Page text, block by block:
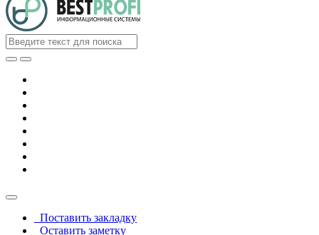
Поставить закладку
Оставить заметку